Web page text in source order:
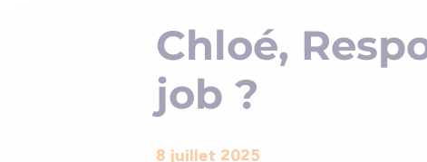
Chloé,
job ?
8 juillet 2025